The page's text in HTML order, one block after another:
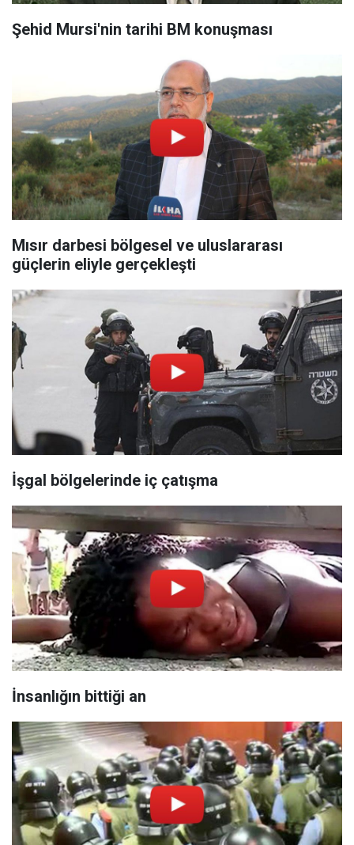
Şehid Mursi'nin tarihi BM konuşması
Mısır darbesi bölgesel ve uluslararası
güçlerin eliyle gerçekleşti
İşgal bölgelerinde iç çatışma
İnsanlığın bittiği an